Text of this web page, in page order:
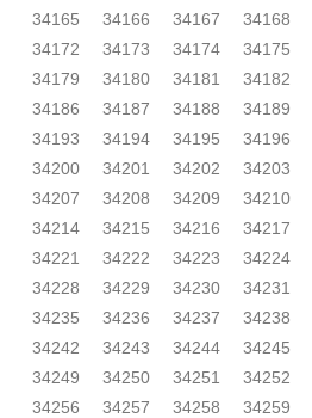
34165
34166 34167 34168
34172
34173 34174 34175
34179
34180 34181 34182
34186
34187 34188 34189
34193
34194 34195 34196
34200
34201 34202 34203
34207
34208 34209 34210
34214
34215 34216 34217
34221
34222 34223 34224
34228
34229 34230 34231
34235
34236 34237 34238
34242
34243 34244 34245
34249
34250 34251 34252
34256
34257 34258 34259